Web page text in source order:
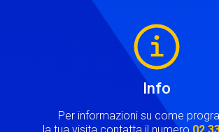
Info
Per informazioni su come